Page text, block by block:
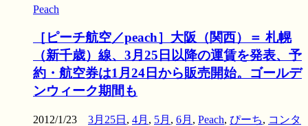
Peach
［ピーチ航空／peach］大阪（関西）＝ 札幌
（新千歳）線、3月25日以降の運賃を発表、予
約・航空券は1月24日から販売開始。ゴールデ
ンウィーク期間も
2012/1/23 3月25日 , 4月 , 5月 , 6月 , Peach, ぴーち, コンタ